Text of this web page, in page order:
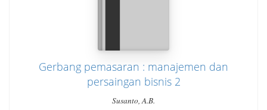
Gerbang pemasaran : manajemen dan
persaingan bisnis 2
Susanto, A.B.